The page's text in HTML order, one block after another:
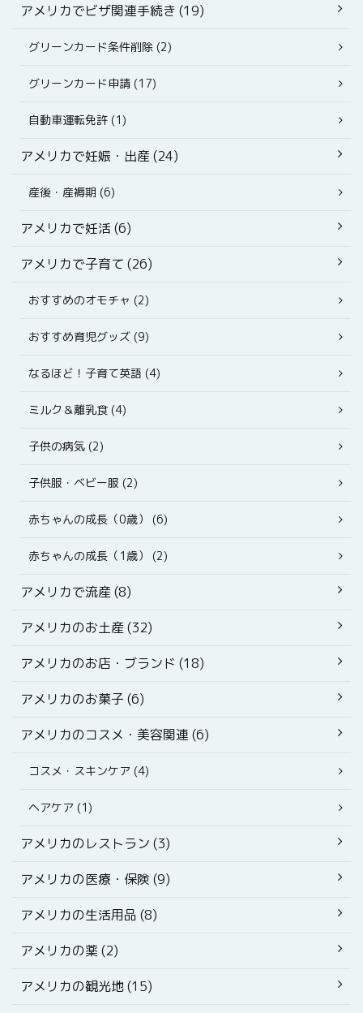
アメリカでビザ関連手続き (19)
グリーンカード条件削除 (2)
グリーンカード申請 (17)
自動車運転免許 (1)
アメリカで妊娠・出産 (24)
産後・産褥期 (6)
アメリカで妊活 (6)
アメリカで子育て (26)
おすすめのオモチャ (2)
おすすめ育児グッズ (9)
なるほど！子育て英語 (4)
ミルク＆離乳食 (4)
子供の病気 (2)
子供服・ベビー服 (2)
赤ちゃんの成長（0歳） (6)
赤ちゃんの成長（1歳） (2)
アメリカで流産 (8)
アメリカのお土産 (32)
アメリカのお店・ブランド (18)
アメリカのお菓子 (6)
アメリカのコスメ・美容関連 (6)
コスメ・スキンケア (4)
ヘアケア (1)
アメリカのレストラン (3)
アメリカの医療・保険 (9)
アメリカの生活用品 (8)
アメリカの薬 (2)
アメリカの観光地 (15)